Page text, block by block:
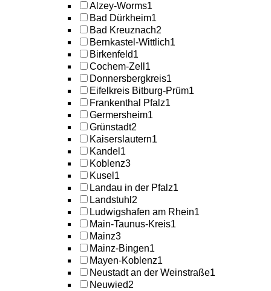
Alzey-Worms1
Bad Dürkheim1
Bad Kreuznach2
Bernkastel-Wittlich1
Birkenfeld1
Cochem-Zell 1
Donnersbergkreis1
Eifelkreis Bitburg-Prüm1
Frankenthal Pfalz1
Germersheim1
Grünstadt2
Kaiserslautern1
Kandel 1
Koblenz3
Kusel 1
Landau in der Pfalz1
Landstuhl 2
Ludwigshafen am Rhein1
Main-Taunus-Kreis1
Mainz3
Mainz-Bingen1
Mayen-Koblenz1
Neustadt an der Weinstraße1
Neuwied2